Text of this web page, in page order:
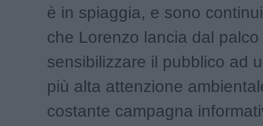
è in spiaggia, e sono
che Lorenzo lancia dal palco
sensibilizzare il pubblico ad
più alta attenzione
costante campagna